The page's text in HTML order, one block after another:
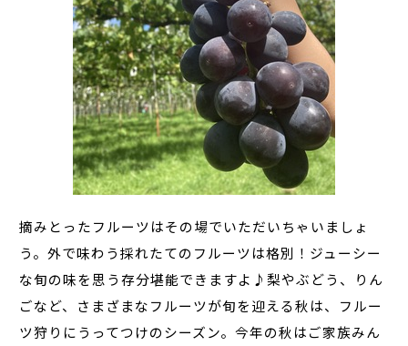
摘みとったフルーツはその場でいただいちゃいましょ
う。外で味わう採れたてのフルーツは格別！ジューシー
な旬の味を思う存分堪能できますよ♪梨やぶどう、りん
ごなど、さまざまなフルーツが旬を迎える秋は、フルー
ツ狩りにうってつけのシーズン。今年の秋はご家族みん